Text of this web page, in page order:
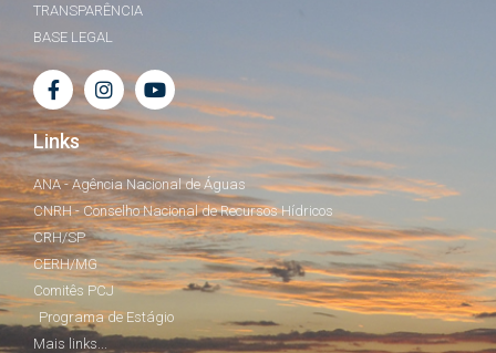
TRANSPARÊNCIA
BASE LEGAL
Links
ANA - Agência Nacional de Águas
CNRH - Conselho Nacional de Recursos Hídricos
CRH/SP
CERH/MG
Comitês PCJ
Programa de Estágio
Mais links...